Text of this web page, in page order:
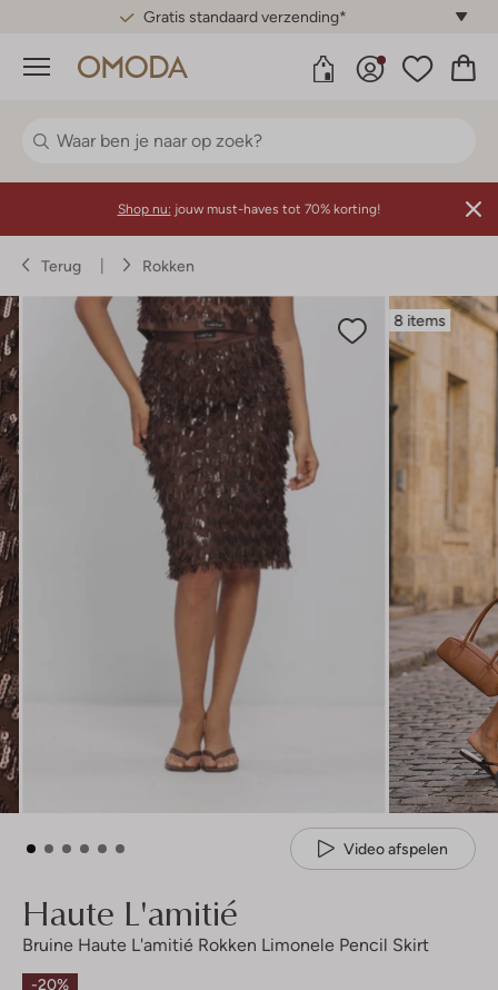
Gratis standaard verzending*
Menu
Shop nu: jouw must-haves tot 70% korting!
Terug Rokken
8 items
Video afspelen
Haute L'amitié
Bruine Haute L'amitié Rokken Limonele Pencil Skirt
-20%